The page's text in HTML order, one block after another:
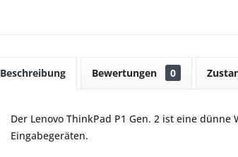
Beschreibung Bewertungen 0
Der Lenovo ThinkPad P1 Gen. 2 ist eine
Eingabegeräten.